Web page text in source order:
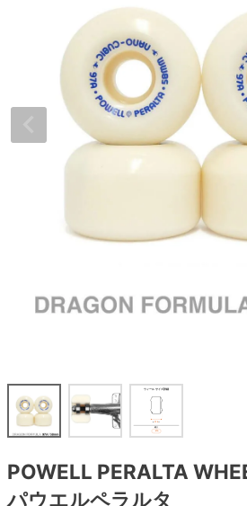
POWELL PERALTA
パウエルペラルタ
サイズからデッキを選ぶ
7.6inch
7.7inch
8.4inch
8.5inch
適合デッキサイズから選ぶ
7.7inch
7.8inch
8.5inch
8.6inch
ウィール
ウィールをサイズから選ぶ
56mm
64mm
65mm
スピットファイヤー F4（フォーミ
ボーンズ XF（エックスフォーミュ
ボーンズ STF（エスティーエフ）
パウエルペラルタ DF（ドラゴンフ
ベアリング
デッキテープ
パーツ・その他
練習用アイテム（初心者におすすめ
スケートケース・バッグ
メディア（雑誌・DVD・CD）
シューズをサイズから選ぶ
23.5cm
24cm
27.5cm
28cm
サンダル
インソール
シューレース・その他
ジャケット
パーカー
トレーナー・セーター
パンツ
長袖ボタンシャツ
キャップ
ソックス
アンダーウエア
スタッフおすすめアイテム
ブランド紹介
INFO
スタッフ紹介
カリフォルニアストリートの歴史
求人情報
プライバシーポリシー